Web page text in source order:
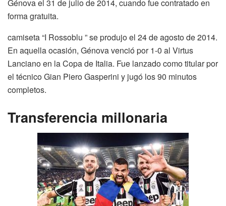
Génova el 31 de julio de 2014, cuando fue contratado en
forma gratuita.
camiseta “I Rossoblu ” se produjo el 24 de agosto de 2014.
En aquella ocasión, Génova venció por 1-0 al Virtus
Lanciano en la Copa de Italia. Fue lanzado como titular por
el técnico Gian Piero Gasperini y jugó los 90 minutos
completos.
Transferencia millonaria